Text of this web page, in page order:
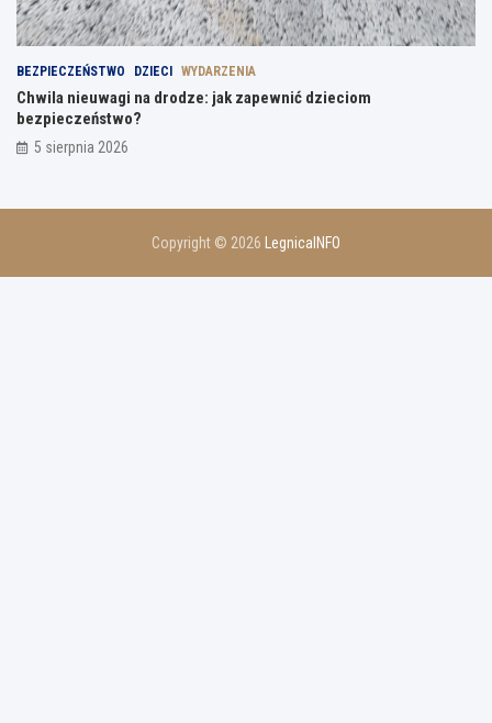
BEZPIECZEŃSTWO DZIECI WYDARZENIA
Chwila nieuwagi na drodze: jak zapewnić dzieciom
bezpieczeństwo?
5 sierpnia 2026
Copyright © 2026 LegnicaINFO